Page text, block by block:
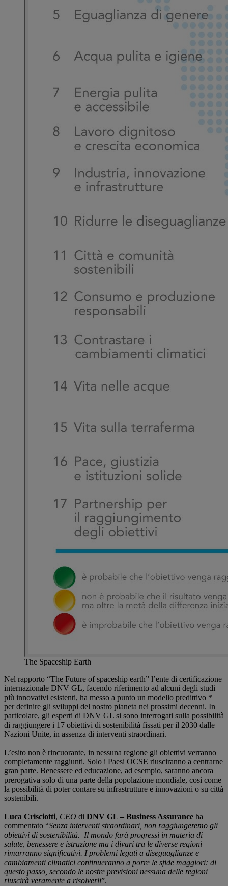
The Spaceship Earth
Nel rapporto “The Future of spaceship earth” l’ente di certificazione
internazionale DNV GL, facendo riferimento ad alcuni degli studi
più innovativi esistenti, ha messo a punto un modello predittivo *
per definire gli sviluppi del nostro pianeta nei prossimi decenni. In
particolare, gli esperti di DNV GL si sono interrogati sulla possibilità
di raggiungere i 17 obiettivi di sostenibilità fissati per il 2030 dalle
Nazioni Unite, in assenza di interventi straordinari.
L’esito non è rincuorante, in nessuna regione gli obiettivi verranno
completamente raggiunti. Solo i Paesi OCSE riusciranno a centrarne
gran parte. Benessere ed educazione, ad esempio, saranno ancora
prerogativa solo di una parte della popolazione mondiale, così come
la possibilità di poter contare su infrastrutture e innovazioni o su città
sostenibili.
Luca Crisciotti, CEO di DNV GL – Business Assurance ha
commentato “Senza interventi straordinari, non raggiungeremo gli
obiettivi di sostenibilità. Il mondo farà progressi in materia di
salute, benessere e istruzione ma i divari tra le diverse regioni
rimarranno significativi. I problemi legati a diseguaglianze e
cambiamenti climatici continueranno a porre le sfide maggiori: di
questo passo, secondo le nostre previsioni nessuna delle regioni
riuscirà veramente a risolverli”.